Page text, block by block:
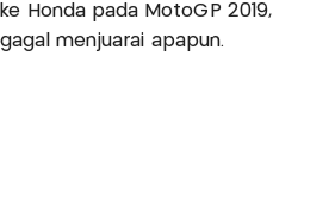
Honda pada MotoGP 2019,
menjuarai apapun.